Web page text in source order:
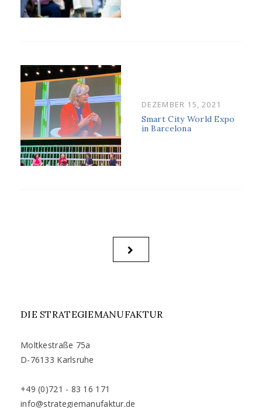
POSTED
ON
DEZEMBER 15, 2021
Smart City World Expo
in Barcelona
Beitragsnavigation
NEXT
PAGE
DIE STRATEGIEMANUFAKTUR
Moltkestraße 75a
D-76133 Karlsruhe
+49 (0)721 - 83 16 171
info@strategiemanufaktur.de